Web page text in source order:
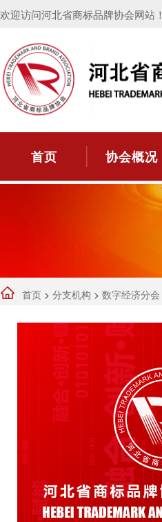
欢迎访问河北省商标品牌协会网站！
首页 协会概况
首页 > 分支机构 > 数字经济分会